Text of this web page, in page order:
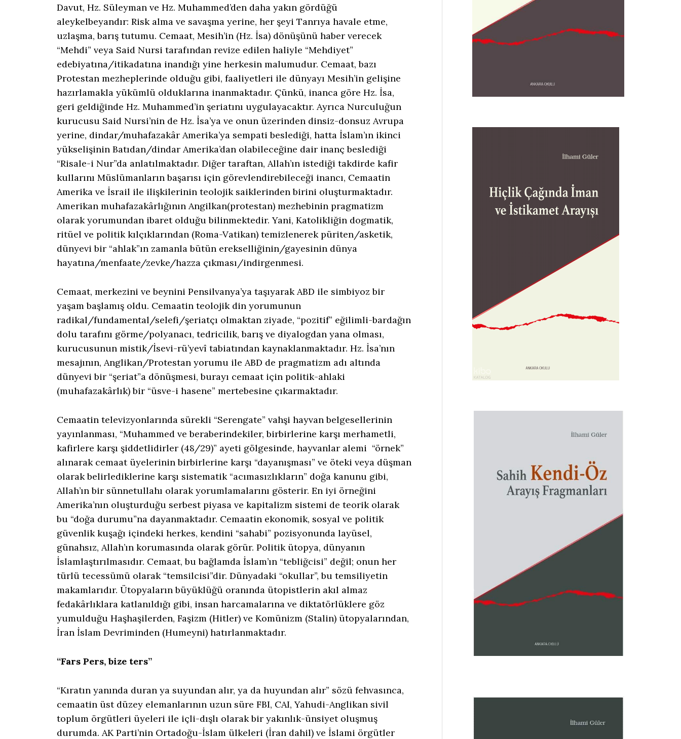
Davut, Hz. Süleyman ve Hz. Muhammed’den daha yakın gördüğü
aleykelbeyandır: Risk alma ve savaşma yerine, her şeyi Tanrıya havale etme,
uzlaşma, barış tutumu. Cemaat, Mesih’in (Hz. İsa) dönüşünü haber verecek
“Mehdi” veya Said Nursi tarafından revize edilen haliyle “Mehdiyet”
edebiyatına/itikadatına inandığı yine herkesin malumudur. Cemaat, bazı
Protestan mezheplerinde olduğu gibi, faaliyetleri ile dünyayı Mesih’in gelişine
hazırlamakla yükümlü olduklarına inanmaktadır. Çünkü, inanca göre Hz. İsa,
geri geldiğinde Hz. Muhammed’in şeriatını uygulayacaktır. Ayrıca Nurculuğun
kurucusu Said Nursi’nin de Hz. İsa’ya ve onun üzerinden dinsiz-donsuz Avrupa
yerine, dindar/muhafazakâr Amerika’ya sempati beslediği, hatta İslam’ın ikinci
yükselişinin Batıdan/dindar Amerika’dan olabileceğine dair inanç beslediği
“Risale-i Nur”da anlatılmaktadır. Diğer taraftan, Allah’ın istediği takdirde kafir
kullarını Müslümanların başarısı için görevlendirebileceği inancı, Cemaatin
Amerika ve İsrail ile ilişkilerinin teolojik saiklerinden birini oluşturmaktadır.
Amerikan muhafazakârlığının Angilkan(protestan) mezhebinin pragmatizm
olarak yorumundan ibaret olduğu bilinmektedir. Yani, Katolikliğin dogmatik,
ritüel ve politik kılçıklarından (Roma-Vatikan) temizlenerek püriten/asketik,
dünyevi bir “ahlak”ın zamanla bütün erekselliğinin/gayesinin dünya
hayatına/menfaate/zevke/hazza çıkması/indirgenmesi.
Cemaat, merkezini ve beynini Pensilvanya’ya taşıyarak ABD ile simbiyoz bir
yaşam başlamış oldu. Cemaatin teolojik din yorumunun
radikal/fundamental/selefi/şeriatçı olmaktan ziyade, “pozitif” eğilimli-bardağın
dolu tarafını görme/polyanacı, tedricilik, barış ve diyalogdan yana olması,
kurucusunun mistik/İsevi-rü’yevî tabiatından kaynaklanmaktadır. Hz. İsa’nın
mesajının, Anglikan/Protestan yorumu ile ABD de pragmatizm adı altında
dünyevi bir “şeriat”a dönüşmesi, burayı cemaat için politik-ahlaki
(muhafazakârlık) bir “üsve-i hasene” mertebesine çıkarmaktadır.
Cemaatin televizyonlarında sürekli “Serengate” vahşi hayvan belgesellerinin
yayınlanması, “Muhammed ve beraberindekiler, birbirlerine karşı merhametli,
kafirlere karşı şiddetlidirler (48/29)” ayeti gölgesinde, hayvanlar alemi “örnek”
alınarak cemaat üyelerinin birbirlerine karşı “dayanışması” ve öteki veya düşman
olarak belirlediklerine karşı sistematik “acımasızlıkların” doğa kanunu gibi,
Allah’ın bir sünnetullahı olarak yorumlamalarını gösterir. En iyi örneğini
Amerika’nın oluşturduğu serbest piyasa ve kapitalizm sistemi de teorik olarak
bu “doğa durumu”na dayanmaktadır. Cemaatin ekonomik, sosyal ve politik
güvenlik kuşağı içindeki herkes, kendini “sahabi” pozisyonunda layüsel,
günahsız, Allah’ın korumasında olarak görür. Politik ütopya, dünyanın
İslamlaştırılmasıdır. Cemaat, bu bağlamda İslam’ın “tebliğcisi” değil; onun her
türlü tecessümü olarak “temsilcisi”dir. Dünyadaki “okullar”, bu temsiliyetin
makamlarıdır. Ütopyaların büyüklüğü oranında ütopistlerin akıl almaz
fedakârlıklara katlanıldığı gibi, insan harcamalarına ve diktatörlüklere göz
yumulduğu Haşhaşilerden, Faşizm (Hitler) ve Komünizm (Stalin) ütopyalarından,
İran İslam Devriminden (Humeyni) hatırlanmaktadır.
“Fars Pers, bize ters”
“Kıratın yanında duran ya suyundan alır, ya da huyundan alır” sözü fehvasınca,
cemaatin üst düzey elemanlarının uzun süre FBI, CAI, Yahudi-Anglikan sivil
toplum örgütleri üyeleri ile içli-dışlı olarak bir yakınlık-ünsiyet oluşmuş
durumda. AK Parti’nin Ortadoğu-İslam ülkeleri (İran dahil) ve İslami örgütler